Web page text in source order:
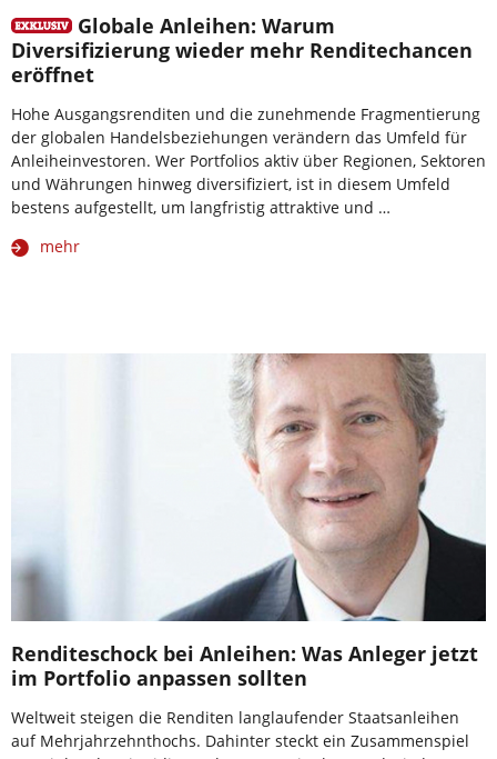
Globale Anleihen: Warum
Diversifizierung wieder mehr Renditechancen
eröffnet
Hohe Ausgangsrenditen und die zunehmende Fragmentierung
der globalen Handelsbeziehungen verändern das Umfeld für
Anleiheinvestoren. Wer Portfolios aktiv über Regionen, Sektoren
und Währungen hinweg diversifiziert, ist in diesem Umfeld
bestens aufgestellt, um langfristig attraktive und …
mehr
Renditeschock bei Anleihen: Was Anleger jetzt
im Portfolio anpassen sollten
Weltweit steigen die Renditen langlaufender Staatsanleihen
auf Mehrjahrzehnthochs. Dahinter steckt ein Zusammenspiel